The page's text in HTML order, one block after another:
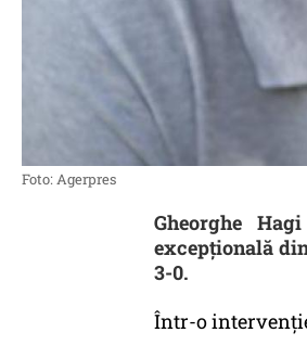
Foto: Agerpres
Gheorghe
excepțională
3-0.
Într-o